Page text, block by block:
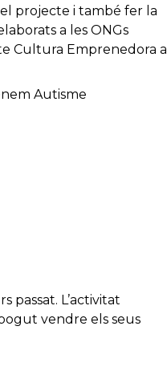
projecte i també fer la
a les ONGs
Cultura Emprenedora a
Autisme
passat. L’activitat
vendre els seus